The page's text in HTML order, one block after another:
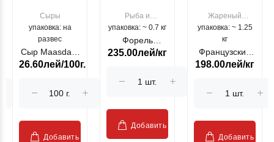
Сыры
упаковка: на
развес
Сыр Maasdam
Sublime Cow
26.60лей/100г.
Добавить
Рыба и
морепродукты
упаковка: ~ 0.7 кг
Форель
лососевая
Moldovenesc"
235.00лей/кг
Добавить
Жареный
цыпленок
упаковка: ~ 1.25
кг
Французский
гриль, кг
198.00лей/кг
Добавить